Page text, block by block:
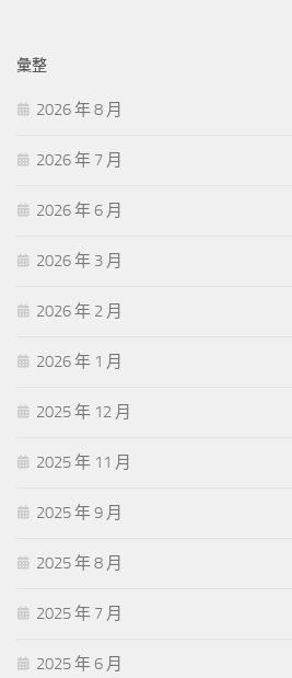
彙整
2026 年 8 月
2026 年 7 月
2026 年 6 月
2026 年 3 月
2026 年 2 月
2026 年 1 月
2025 年 12 月
2025 年 11 月
2025 年 9 月
2025 年 8 月
2025 年 7 月
2025 年 6 月